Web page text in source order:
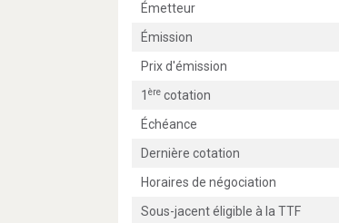
Émetteur
Émission
Prix d'émission
1 ère cotation
Échéance
Dernière cotation
Horaires de négociation
Sous-jacent éligible à la TTF